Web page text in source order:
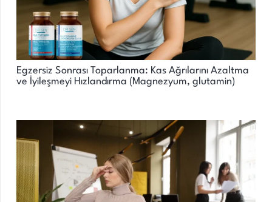
Egzersiz Sonrası Toparlanma: Kas Ağrılarını Azaltma
ve İyileşmeyi Hızlandırma (Magnezyum, glutamin)